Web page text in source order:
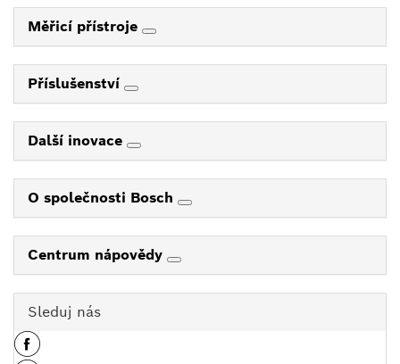
Měřicí přístroje
Příslušenství
Další inovace
O společnosti Bosch
Centrum nápovědy
Sleduj nás